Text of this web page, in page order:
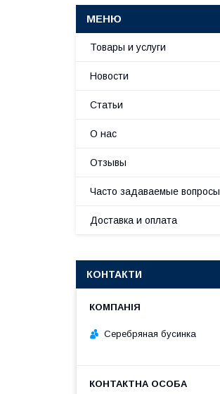
Товары и услуги
Новости
Статьи
О нас
Отзывы
Часто задаваемые вопросы
Доставка и оплата
КОНТАКТИ
Серебряная бусинка